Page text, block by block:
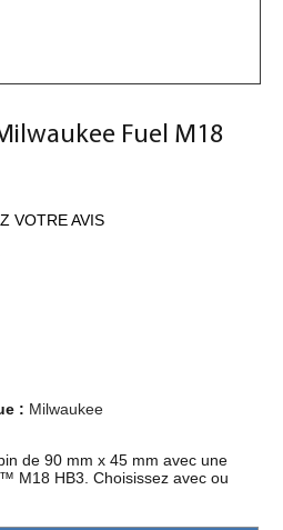
Fuel M18
VOTRE AVIS
: Milwaukee
de 90 mm x 45 mm avec une
M18 HB3. Choisissez avec ou